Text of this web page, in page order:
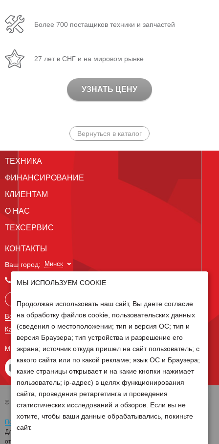
Более 700 постащиков техники и запчастей
27 лет в СНГ и на мировом рынке
УЗНАТЬ ЦЕНУ
Вернуться в каталог
ТЕХНИКА
ФИНАНСИРОВАНИЕ
КЛИЕНТАМ
О НАС
ТЕХСЕРВИС
КОНТАКТЫ
Ваш город: Минск
+375 29 238 97 34
Все контакты
Карта сайта
МЫ В СОЦ СЕТЯХ
© 2026 Группа компаний Белагро
Политика обработки персональных данных
Для отзыва согласия на обработку персональных данных необходимо
отправить письмо на электронную почту
МЫ ИСПОЛЬЗУЕМ COOKIE
Продолжая использовать наш сайт, Вы даете согласие
на обработку файлов cookie, пользовательских данных
(сведения о местоположении; тип и версия ОС; тип и
версия Браузера; тип устройства и разрешение его
экрана; источник откуда пришел на сайт пользователь; с
какого сайта или по какой рекламе; язык ОС и Браузера;
какие страницы открывает и на какие кнопки нажимает
пользователь; ip-адрес) в целях функционирования
сайта, проведения ретаргетинга и проведения
статистических исследований и обзоров. Если вы не
хотите, чтобы ваши данные обрабатывались, покиньте
сайт.